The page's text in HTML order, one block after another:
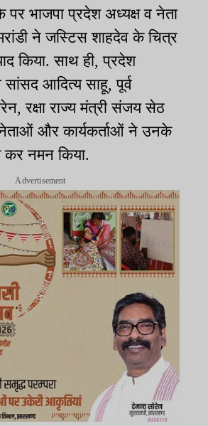
पर भाजपा प्रदेश अध्यक्ष व नेता
ने जस्टिस शाहदेव के चित्र
किया. साथ ही, प्रदेश
सांसद आदित्य साहू, पूर्व
रक्षा राज्य मंत्री संजय सेठ
और कार्यकर्ताओं ने उनके
कर नमन किया.
Advertisement